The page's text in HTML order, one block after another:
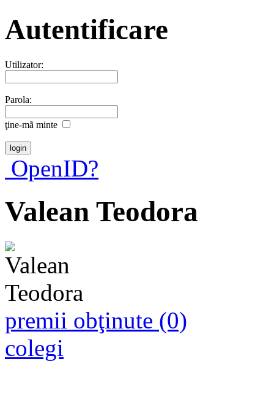
Autentificare
Utilizator:
Parola:
ţine-mã minte
OpenID?
Valean Teodora
premii obţinute (0)
colegi